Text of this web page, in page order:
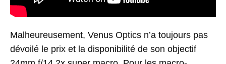
Malheureusement, Venus Optics n’a toujours pas
dévoilé le prix et la disponibilité de son objectif